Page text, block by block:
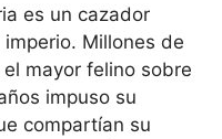
es un cazador
Millones de
mayor felino sobre
impuso su
compartían su